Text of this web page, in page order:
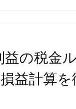
の税金
益計算